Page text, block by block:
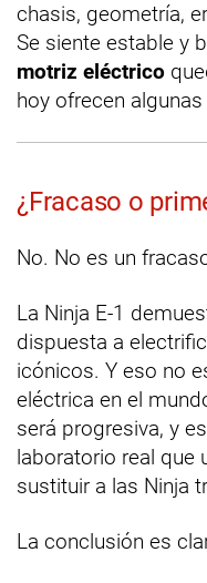
chasis, geometría,
Se siente estable y
motriz eléctrico
hoy ofrecen
¿Fracaso o
No. No es un
La Ninja E-1
dispuesta a
icónicos. Y eso no
eléctrica en el
será progresiva, y
laboratorio real que
sustituir a las Ninja
La conclusión es